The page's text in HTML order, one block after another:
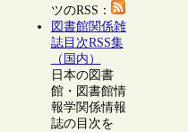
ツのRSS：
図書館関係雑
誌目次RSS集
（国内）
日本の図書
館・図書館情
報学関係情報
誌の目次を